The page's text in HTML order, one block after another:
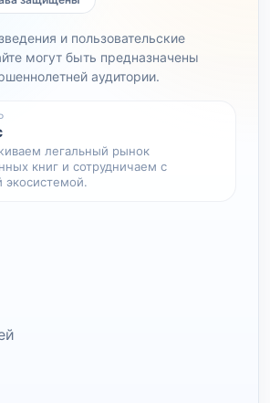
и пользовательские
могут быть предназначены
аудитории.
легальный рынок
книг и сотрудничаем с
экосистемой.